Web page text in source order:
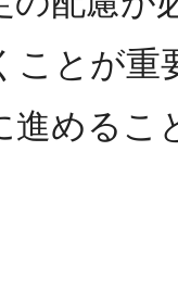
ことが重
進めるこ